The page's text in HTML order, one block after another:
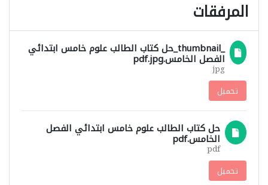
المرفقات
_thumbnail_حل كتاب الطالب علوم خامس ابتدائي
الفصل الخامس.pdf.jpg
jpg
تحميل
حل كتاب الطالب علوم خامس ابتدائي الفصل
الخامس.pdf
pdf
تحميل